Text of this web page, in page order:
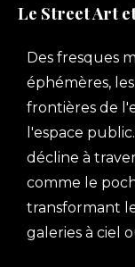
Le Street Art
Des fresques
éphémères, les
frontières de
l'espace
décline à
comme le
transformant
galeries à ciel